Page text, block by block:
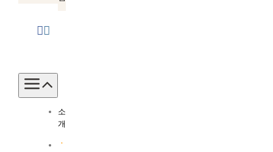
Toggle
Navigation
소
개
소